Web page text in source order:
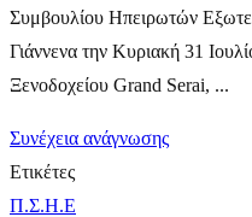
Συμβουλίου Ηπειρωτών
Γιάννενα την Κυριακή 31
Ξενοδοχείου Grand Serai, ...
Συνέχεια ανάγνωσης
Ετικέτες
Π.Σ.Η.Ε